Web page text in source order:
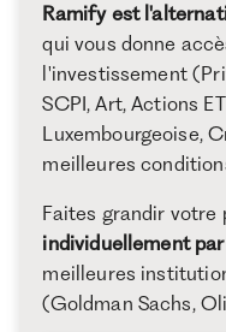
Ramify est
qui vous donne
l'investissement
SCPI, Art, Actions
Luxembourgeoise,
meilleures
Faites grandir
individuellement
meilleures
(Goldman Sachs,